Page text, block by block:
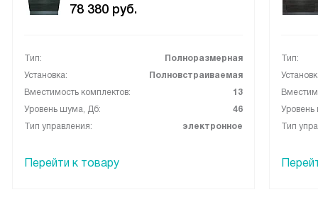
78 380 руб.
Тип:
Полноразмерная
Установка:
Полновстраиваемая
Вместимость комплектов:
13
Уровень шума, Дб:
46
Тип управления:
электронное
Перейти к товару
Тип:
Тип